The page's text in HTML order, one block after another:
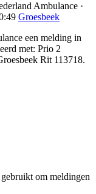
Ambulance ·
Groesbeek
een melding in
met: Prio 2
Rit 113718.
om meldingen